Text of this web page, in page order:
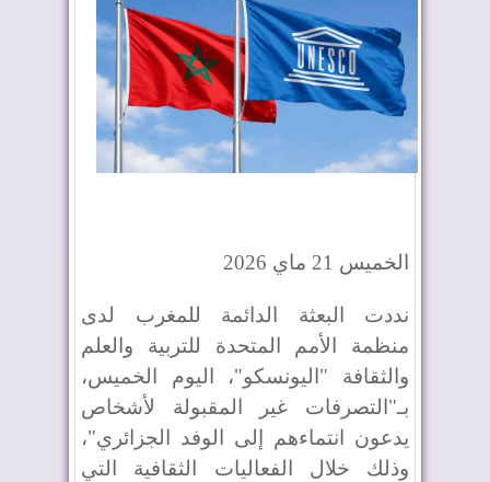
الخميس 21 ماي 2026
نددت البعثة الدائمة للمغرب لدى
منظمة الأمم المتحدة للتربية والعلم
والثقافة "اليونسكو"، اليوم الخميس،
بـ"التصرفات غير المقبولة لأشخاص
يدعون انتماءهم إلى الوفد الجزائري"،
وذلك خلال الفعاليات الثقافية التي